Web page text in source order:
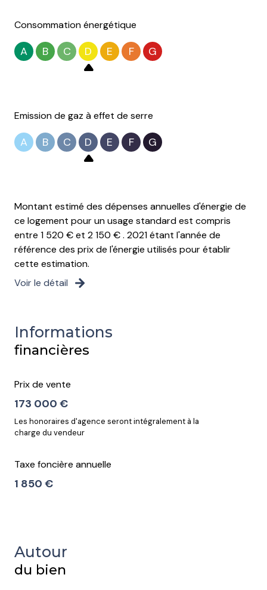
Consommation énergétique
A B C D E F G
Emission de gaz à effet de serre
A B C D E F G
Montant estimé des dépenses annuelles d'énergie de
ce logement pour un usage standard est compris
entre 1 520 € et 2 150 € . 2021 étant l'année de
référence des prix de l'énergie utilisés pour établir
cette estimation.
Voir le détail
Informations
financières
Prix de vente
173 000 €
Les honoraires d'agence seront intégralement à la
charge du vendeur
Taxe foncière annuelle
1 850 €
Autour
du bien